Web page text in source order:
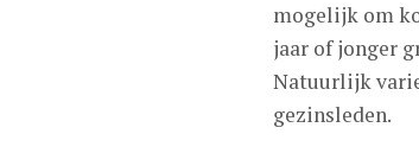
mogelijk om
jaar of jonger
Natuurlijk
gezinsleden.